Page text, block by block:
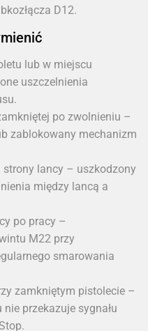
D12.
lub w miejscu
uszczelnienia
po zwolnieniu –
zablokowany mechanizm
lancy – uszkodzony
między lancą a
po pracy –
M22 przy
smarowania
zamkniętym pistolecie –
przekazuje sygnału